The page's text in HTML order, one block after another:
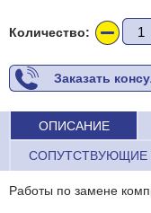
Количество:
Заказать
ОПИСАНИЕ
СОПУТСТВУЮЩИЕ
Работы по замене